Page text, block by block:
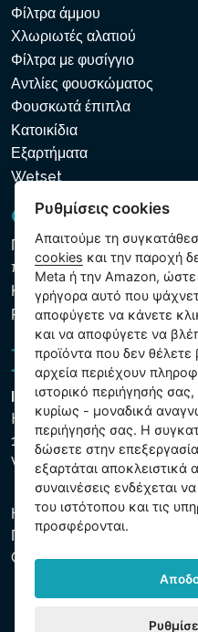
Φίλτρα άμμου
Χλωριωτές αλατιού
Φίλτρα με φυσίγγιο
Αντλίες φουσκώματος
Φουσκωτά έπιπλα
Κατοικίδια
Εξαρτήματα
Wetset
GDPR και Cookies
Πολιτική προστασίας
που υποβάλλονται σε
Κανόνες χρήσης των
Ρυθμίσεις cookies
Intex Trading, s.r.o.
Hradecká 2526/3
130 00 Praha 3
Vinohrady - Česká
Η εταιρεία είναι
Πράγας, μέρος C, αύξ.
CZ26150808.
Ρυθμίσεις cookies
Απαιτούμε τη
cookies και την παροχή
Meta ή την Amazon, ώστε
γρήγορα αυτό που
αποφύγετε να κάνετε
και να αποφύγετε να
προϊόντα που δεν
αρχεία περιέχουν
ιστορικό περιήγησής
κυρίως - μοναδικά
περιήγησής σας. Η
δώσετε στην
εξαρτάται
συναινέσεις ενδέχεται
του ιστότοπου και τις
προσφέρονται.